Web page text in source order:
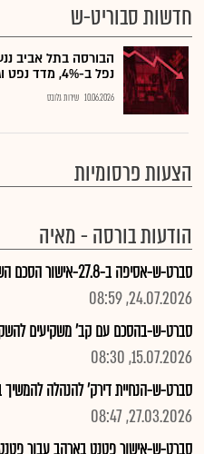
חדשות סבוריט-ש
הבורסה בתל אביב
נפל ב-4%, מדד נפט וגז זינק
10.06.2026 שירות גלובס
הצעות פרסומיות
הודעות בורסה - מאיה
סברט-ש-אסיפה ב-27.8-אישור הסכם השקעת 7מ'ש כנגד הקצאת כ%64מנ'
24.07.2026, 08:59
סברט-ש-בהסכם עם קב' משקיעים להשקעת 7מ'ש כנגד הקצאת
15.07.2026, 08:30
סברט-ש-הנחיית דירק' להנהלה להמשיך
27.03.2026, 08:47